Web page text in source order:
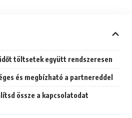
időt töltsetek együtt rendszeresen
és megbízható a partnereddel
össze a kapcsolatodat